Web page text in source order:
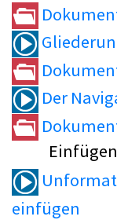
Der
einfügen